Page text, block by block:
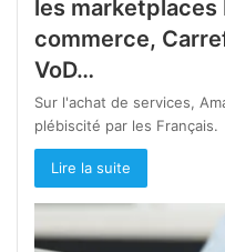
les marketplaces
commerce,
VoD…
Sur l'achat de services,
plébiscité par les Français.
Lire la suite